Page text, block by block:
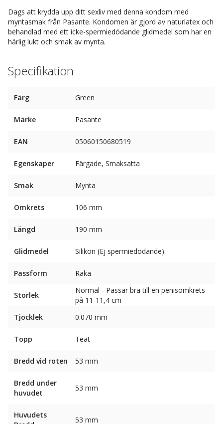
Dags att krydda upp ditt sexliv med denna kondom med
myntasmak från Pasante. Kondomen är gjord av naturlatex och
behandlad med ett icke-spermiedödande glidmedel som har en
härlig lukt och smak av mynta.
Specifikation
Färg Green
Märke Pasante
EAN 05060150680519
Egenskaper Färgade, Smaksatta
Smak Mynta
Omkrets 106 mm
Längd 190 mm
Glidmedel Silikon (Ej spermiedödande)
Passform Raka
Storlek
Normal - Passar bra till en penisomkrets
på 11-11,4 cm
Tjocklek
0.070 mm
Topp Teat
Bredd vid roten 53 mm
Bredd under
huvudet
53 mm
Huvudets
53 mm